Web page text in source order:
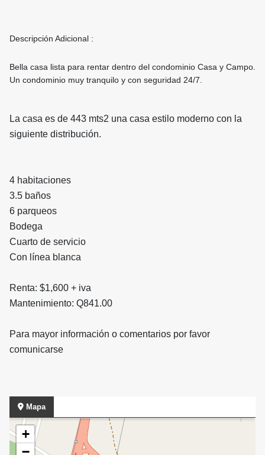
Descripción Adicional :
Bella casa lista para rentar dentro del condominio Casa y Campo.
Un condominio muy tranquilo y con seguridad 24/7.
La casa es de 443 mts2 una casa estilo moderno con la
siguiente distribución.
4 habitaciones
3.5 baños
6 parqueos
Bodega
Cuarto de servicio
Con línea blanca
Renta: $1,600 + iva
Mantenimiento: Q841.00
Para mayor información o comentarios por favor
comunicarse
Mapa
+
−